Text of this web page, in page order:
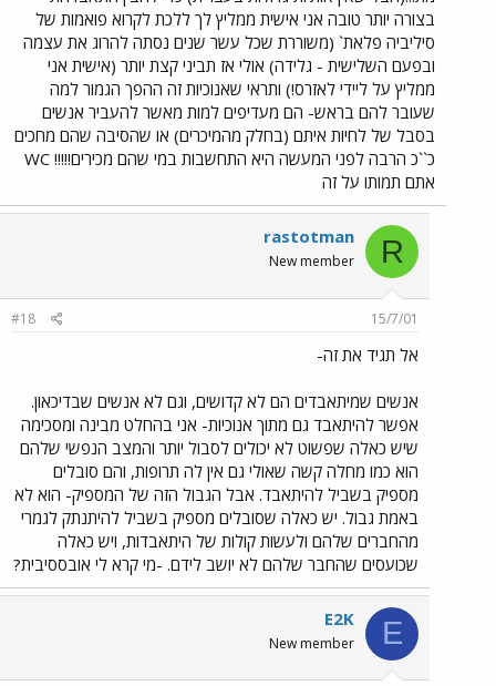
בצורה יותר טובה אני אישית ממליץ לך ללכת לקרוא פואמות של
סיליביה פלאת` (משוררת שכל עשר שנים נסתה להרוג את עצמה
ובפעם השלישית - גלידה) אולי אז תביני קצת יותר (אישית אני
ממליץ על ליידי לאזרס!) ותראי שאנוכיות זה ההפך הגמור למה
שעובר להם בראש- הם מעדיפים למות מאשר להעביר אנשים
בסבל של לחיות איתם (בחלק מהמיכרים) או שהסיבה שהם מחכים
כ``כ הרבה לפני המעשה היא התחשבות במי שהם מכירים!!!!! WC
אתם תמותו על זה
R
rastotman
New member
15/7/01
#18
אל תגיד את זה-
אנשים שמיתאבדים הם לא קדושים, וגם לא אנשים שבדיכאון.
אפשר להיתאבד גם מתוך אנוכיות- אני בהחלט מבינה ומסכימה
שיש כאלה שפשוט לא יכולים לסבול יותר והמצב הנפשי שלהם
הוא כמו מחלה קשה שאולי גם אין לה תרופות, והם סובלים
מספיק בשביל להיתאבד. אבל הגבול הזה של המספיק- הוא לא
באמת גבול. יש כאלה שסובלים מספיק בשביל להיתנתק לגמרי
מהחברים שלהם ולעשות קולות של היתאבדות, ויש כאלה
שכועסים שהחבר שלהם לא יושב לידם. -מי קרא לי אובססיבית?
E
E2K
New member